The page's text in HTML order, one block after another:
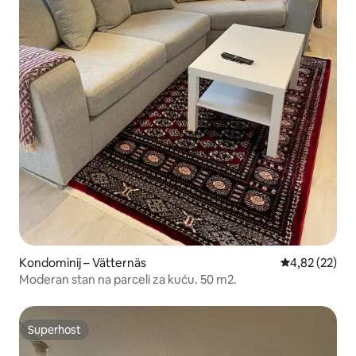
Kondominij – Vätternäs Prosječna
4,82 (22)
Moderan stan na parceli za kuću. 50 m2.
Superhost
Superhost